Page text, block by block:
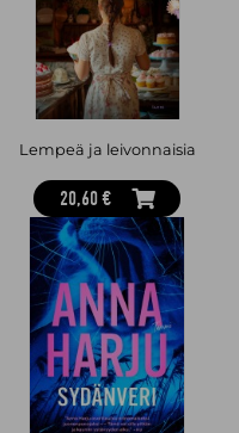
Lempeä ja leivonnaisia
20,60 €